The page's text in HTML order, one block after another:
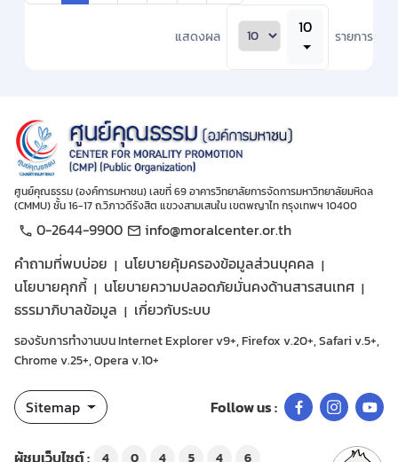
แสดงผล 10 รายการ
ศูนย์คุณธรรม (องค์การมหาชน) เลขที่ 69 อาคารวิทยาลัยการจัดการมหาวิทยาลัยมหิดล
(CMMU) ชั้น 16-17 ถ.วิภาวดีรังสิต แขวงสามเสนใน เขตพญาไท กรุงเทพฯ 10400
0-2644-9900
info@moralcenter.or.th
คำถามที่พบบ่อย
นโยบายคุ้มครองข้อมูลส่วนบุคคล
นโยบายคุกกี้
นโยบายความปลอดภัยมั่นคงด้านสารสนเทศ
ธรรมาภิบาลข้อมูล
เกี่ยวกับระบบ
รองรับการทำงานบน Internet Explorer v9+, Firefox v.20+, Safari v.5+,
Chrome v.25+, Opera v.10+
Sitemap Follow us :
4 0 4 5 4 6